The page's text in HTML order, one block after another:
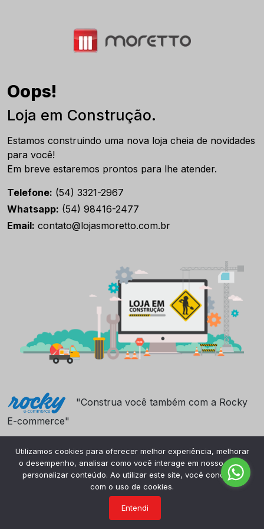
Oops!
Loja em Construção.
Estamos construindo uma nova loja cheia de novidades
para você!
Em breve estaremos prontos para lhe atender.
Telefone: (54) 3321-2967
Whatsapp: (54) 98416-2477
Email: contato@lojasmoretto.com.br
"Construa você também com a Rocky
E-commerce"
Utilizamos cookies para oferecer melhor experiência, melhorar
o desempenho, analisar como você interage em nosso site e
personalizar conteúdo. Ao utilizar este site, você concorda
com o uso de cookies.
Entendi